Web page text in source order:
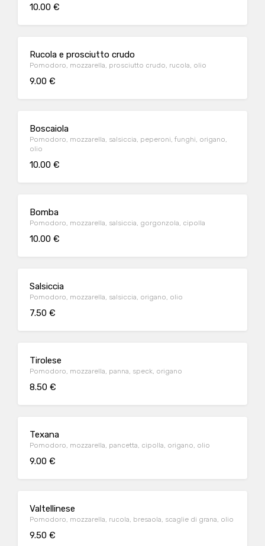
10.00 €
Rucola e prosciutto crudo
Pomodoro, mozzarella, prosciutto crudo, rucola, olio
9.00 €
Boscaiola
Pomodoro, mozzarella, salsiccia, peperoni, funghi, origano,
olio
10.00 €
Bomba
Pomodoro, mozzarella, salsiccia, gorgonzola, cipolla
10.00 €
Salsiccia
Pomodoro, mozzarella, salsiccia, origano, olio
7.50 €
Tirolese
Pomodoro, mozzarella, panna, speck, origano
8.50 €
Texana
Pomodoro, mozzarella, pancetta, cipolla, origano, olio
9.00 €
Valtellinese
Pomodoro, mozzarella, rucola, bresaola, scaglie di grana, olio
9.50 €